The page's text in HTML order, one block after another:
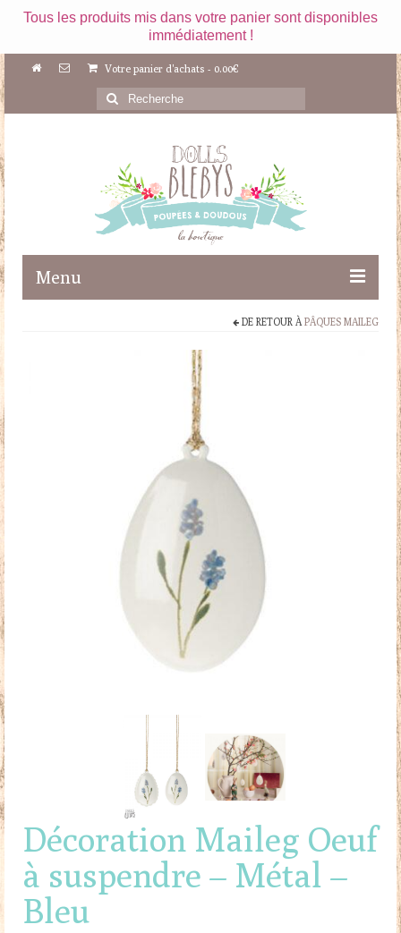
Tous les produits mis dans votre panier sont disponibles
immédiatement !
Votre panier d'achats - 0.00€
Rechercher
:
Menu
Mobilier & Accessoires
DE RETOUR À PÂQUES MAILEG
Décoration Maileg Oeuf
à suspendre – Métal –
Bleu